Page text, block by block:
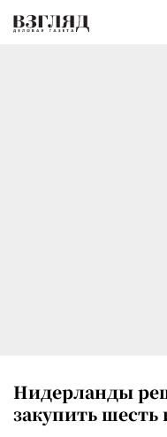
Нидерланды
закупить шесть